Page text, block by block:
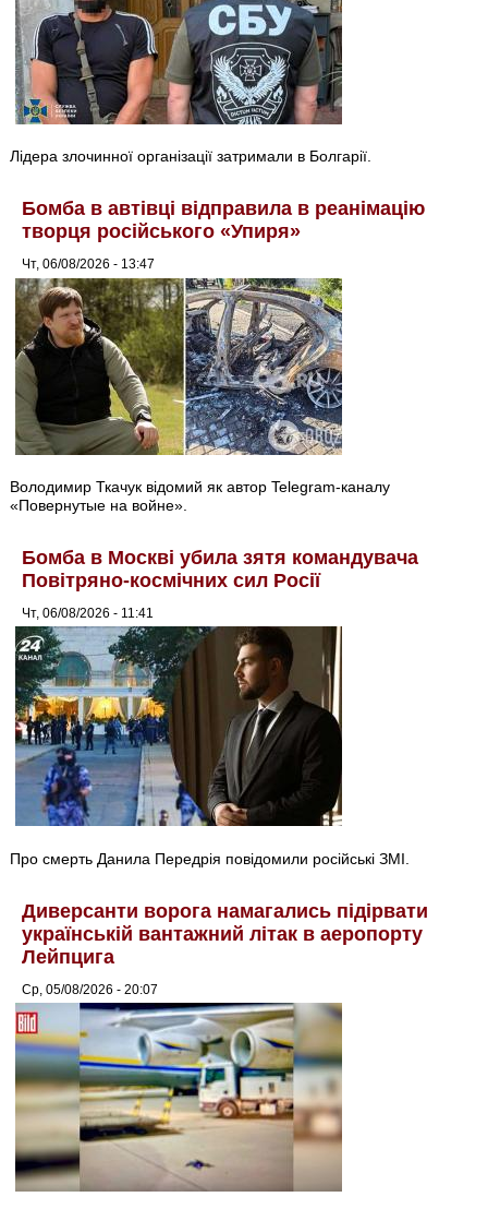
Лідера злочинної організації затримали в Болгарії.
Бомба в автівці відправила в реанімацію
творця російського «Упиря»
Чт, 06/08/2026 - 13:47
Володимир Ткачук відомий як автор Telegram-каналу
«Повернутые на войне».
Бомба в Москві убила зятя командувача
Повітряно-космічних сил Росії
Чт, 06/08/2026 - 11:41
Про смерть Данила Передрія повідомили російські ЗМІ.
Диверсанти ворога намагались підірвати
українській вантажний літак в аеропорту
Лейпцига
Ср, 05/08/2026 - 20:07